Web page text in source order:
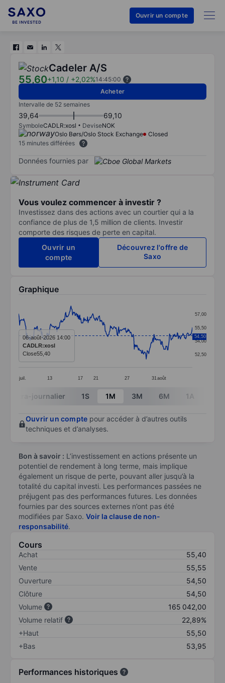
Ouvrir un compte
Cadeler A/S
55,60+1,10 / +2,02%14:45:00
Acheter
Intervalle de 52 semaines
39,64 69,10
SymboleCADLR:xosl DeviseNOK
Oslo Børs/Oslo Stock Exchange
Closed
15 minutes différées
Données fournies par
Vous voulez commencer à investir ?
Investissez dans des actions avec un courtier qui a la
confiance de plus de 1,5 million de clients. Investir
comporte des risques de perte en capital.
Ouvrir un
compte
Découvrez l'offre de
Saxo
Graphique
Line chart with 336 data points.
The chart has 1 X axis displaying categories.
The chart has 1 Y axis displaying values. Data
juil. 13 17 21 27 31 août
52,50
54,00
55,50
57,00
54,50
06-août-2026 14:00
CADLR:xosl
Close55,40
End of interactive chart.
Intra-journalier 1S 1M 3M 6M 1A
Ouvrir un compte pour accéder à d’autres outils
techniques et d’analyses.
Bon à savoir : L’investissement en actions présente un
potentiel de rendement à long terme, mais implique
également un risque de perte, pouvant aller jusqu’à la
totalité du capital investi. Les performances passées ne
préjugent pas des performances futures. Les données
fournies par des sources externes n’ont pas été
modifiées par Saxo. Voir la clause de non-
responsabilité.
Cours
Achat
55,40
Vente
55,55
Ouverture
54,50
Clôture
54,50
Volume
165 042,00
Volume relatif
22,89%
+Haut
55,50
+Bas
53,95
Performances historiques